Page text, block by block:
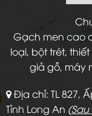
Gạch men cao
loại, bột trét,
giả gỗ, máy
Địa chỉ: TL 827,
Tỉnh Long An (